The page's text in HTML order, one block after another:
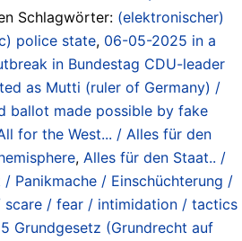
Schlagwörter: (elektronischer)
police state, 06-05-2025 in a
in Bundestag CDU-leader
as Mutti (ruler of Germany) /
ballot made possible by fake
for the West... / Alles für den
, Alles für den Staat.. /
/ Panikmache / Einschüchterung /
scare / fear / intimidation / tactics
Grundgesetz (Grundrecht auf